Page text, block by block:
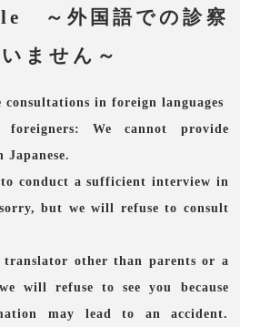
～外国語での診察
ません～
consultations in foreign languages
foreigners: We cannot provide
Japanese.
conduct a sufficient interview in
sorry, but we will refuse to consult
translator other than parents or a
will refuse to see you because
may lead to an accident.